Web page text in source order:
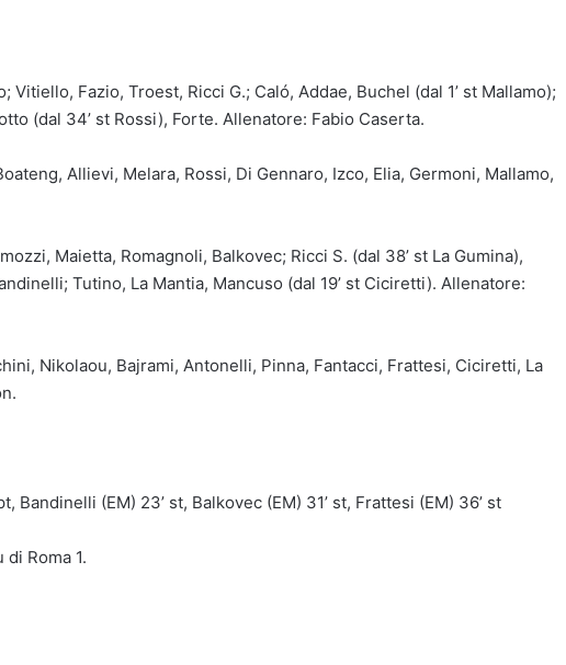
Vitiello, Fazio, Troest, Ricci G.; Caló, Addae, Buchel (dal 1’ st Mallamo);
(dal 34’ st Rossi), Forte. Allenatore: Fabio Caserta.
Allievi, Melara, Rossi, Di Gennaro, Izco, Elia, Germoni, Mallamo,
Maietta, Romagnoli, Balkovec; Ricci S. (dal 38’ st La Gumina),
Tutino, La Mantia, Mancuso (dal 19’ st Ciciretti). Allenatore:
Nikolaou, Bajrami, Antonelli, Pinna, Fantacci, Frattesi, Ciciretti, La
Bandinelli (EM) 23’ st, Balkovec (EM) 31’ st, Frattesi (EM) 36’ st
Roma 1.